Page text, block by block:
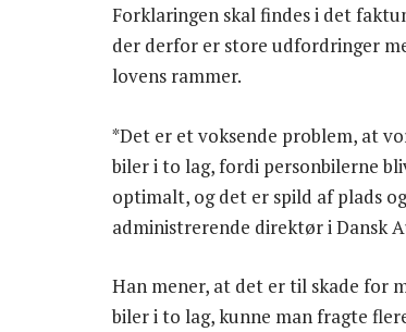
Forklaringen skal findes i det
der derfor er store udfordringer
lovens rammer.
*Det er et voksende problem, at
biler i to lag, fordi personbilerne
optimalt, og det er spild af plads
administrerende direktør i Dansk
Han mener, at det er til skade for
biler i to lag, kunne man fragte